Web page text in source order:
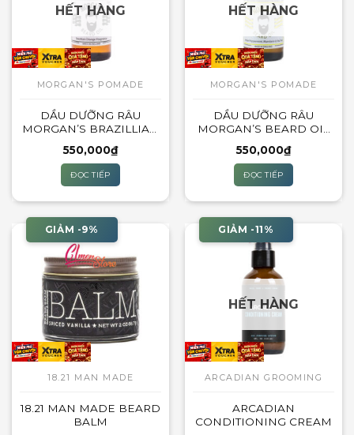
HẾT HÀNG
MORGAN'S POMADE
DẦU DƯỠNG RÂU
MORGAN’S BRAZILLIAN
50ML
550,000₫
ĐỌC TIẾP
HẾT HÀNG
MORGAN'S POMADE
DẦU DƯỠNG RÂU
MORGAN’S BEARD OIL
550,000₫
ĐỌC TIẾP
GIẢM -9%
18.21 MAN MADE
18.21 MAN MADE BEARD
BALM
GIẢM -11%
HẾT HÀNG
ARCADIAN GROOMING
ARCADIAN
CONDITIONING CREAM